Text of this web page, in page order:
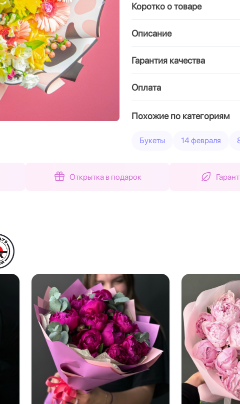
Вперед Коротко о товаре
Описание
Гарантия качества
Оплата
Похожие по категориям
Букеты 14 февраля
Открытка в подарок